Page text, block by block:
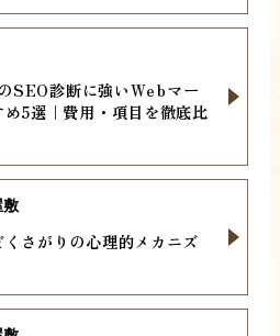
SEO診断に強いWebマー
5選｜費用・項目を徹底比
さがりの心理的メカニズ
敷